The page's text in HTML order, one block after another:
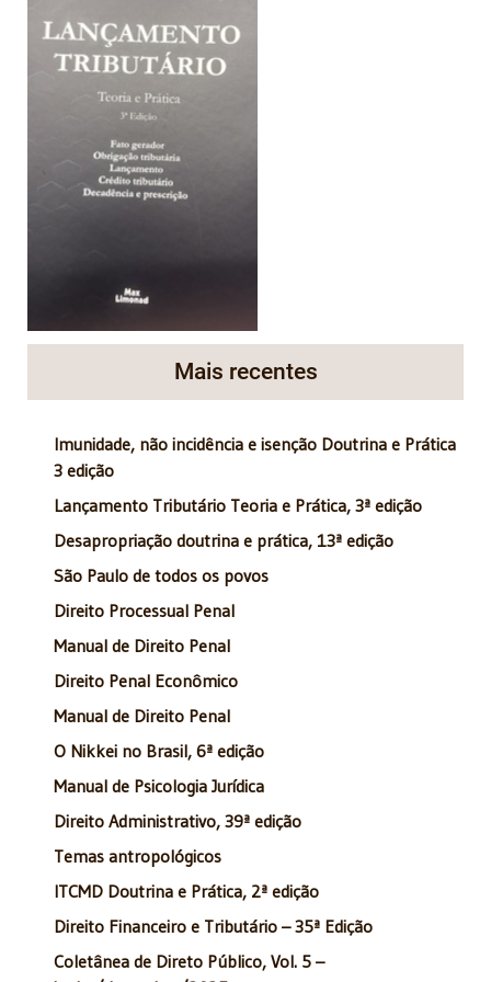
Mais recentes
Imunidade, não incidência e isenção Doutrina e Prática
3 edição
Lançamento Tributário Teoria e Prática, 3ª edição
Desapropriação doutrina e prática, 13ª edição
São Paulo de todos os povos
Direito Processual Penal
Manual de Direito Penal
Direito Penal Econômico
Manual de Direito Penal
O Nikkei no Brasil, 6ª edição
Manual de Psicologia Jurídica
Direito Administrativo, 39ª edição
Temas antropológicos
ITCMD Doutrina e Prática, 2ª edição
Direito Financeiro e Tributário – 35ª Edição
Coletânea de Direto Público, Vol. 5 –